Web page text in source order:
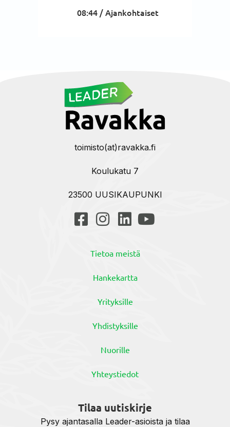
08:44 /Ajankohtaiset
toimisto(at)ravakka.fi
Koulukatu 7
23500 UUSIKAUPUNKI
Tietoa meistä
Hankekartta
Yrityksille
Yhdistyksille
Nuorille
Yhteystiedot
Tilaa uutiskirje
Pysy ajantasalla Leader-asioista ja tilaa